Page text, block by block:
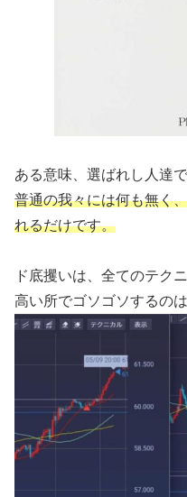
ある意味、選ばれし人達
普通の我々には何も無く
れるだけです。
ド底攫いは、全てのテク
高い所でゴソゴソするのは